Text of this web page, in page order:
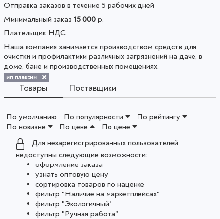
Отправка заказов в течение 5 рабочих дней
Минимальный заказ 15 000 р.
Плательщик НДС
Наша компания занимается производством средств для
очистки и профилактики различных загрязнений на даче, в
доме, бане и производственных помещениях.
ип плаксин
Товары Поставщики
По умолчанию По популярности
По рейтингу
По новизне
По цене
По цене
Для незарегистрированных пользователей
недоступны следующие возможности:
оформление заказа
узнать оптовую цену
сортировка товаров по наценке
фильтр "Наличие на маркетплейсах"
фильтр "Экологичный"
фильтр "Ручная работа"